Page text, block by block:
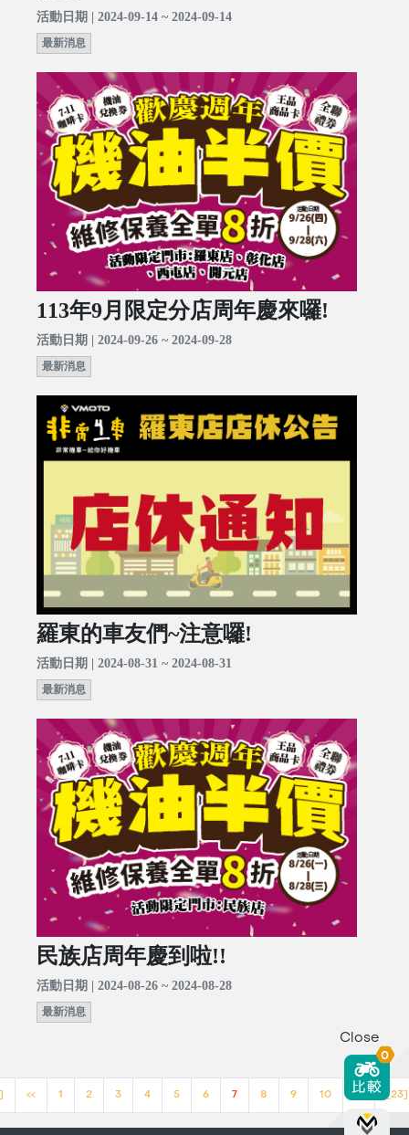
活動日期 | 2024-09-14 ~ 2024-09-14
最新消息
113年9月限定分店周年慶來囉!
活動日期 | 2024-09-26 ~ 2024-09-28
最新消息
羅東的車友們~注意囉!
活動日期 | 2024-08-31 ~ 2024-08-31
最新消息
民族店周年慶到啦!!
活動日期 | 2024-08-26 ~ 2024-08-28
最新消息
<< 1 2 3 4 5 6 7 8 9 10 >> [23]
Close
0